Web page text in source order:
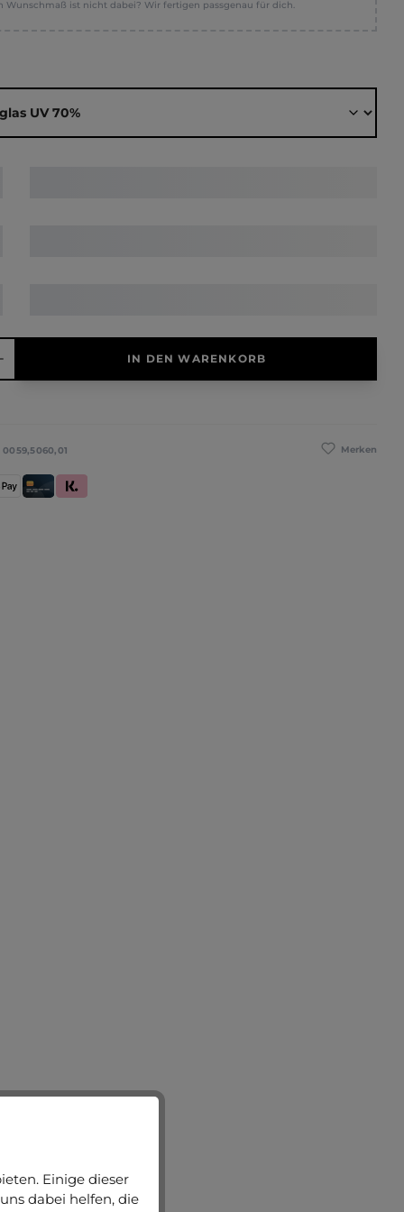
Wunschmaß ist nicht dabei? Wir fertigen passgenau für dich.
IN DEN WARENKORB
Merken
0059,5060,01
Pay
Kredit- und Debitkarte
Klarna (Rechnung / Ratenkauf / Sofort)
Einige dieser
dabei helfen, die